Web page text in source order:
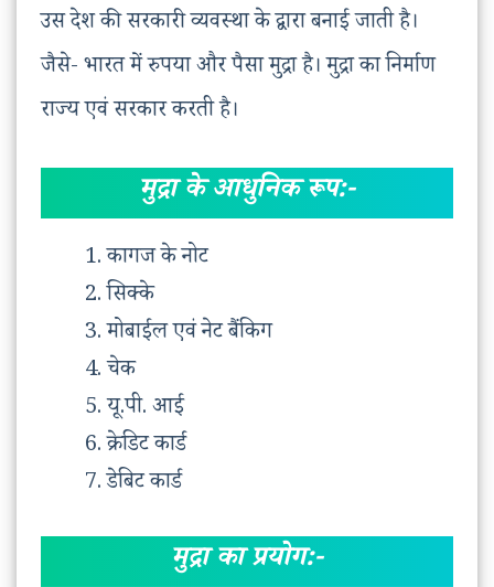
उस देश की सरकारी व्यवस्था के द्वारा बनाई जाती है।
जैसे- भारत में रुपया और पैसा मुद्रा है। मुद्रा का निर्माण
राज्य एवं सरकार करती है।
मुद्रा के आधुनिक रूप:-
कागज के नोट
सिक्के
मोबाईल एवं नेट बैंकिग
चेक
यू.पी. आई
क्रेडिट कार्ड
डेबिट कार्ड
मुद्रा का प्रयोग:-